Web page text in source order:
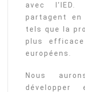
avec l’IED.
partagent
tels que la
plus
européens.
Nous